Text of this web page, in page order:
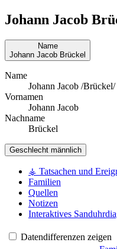
Johann Jacob
Name
Johann Jacob Brückel
Name
Johann Jacob /Brückel/
Vornamen
Johann Jacob
Nachname
Brückel
Geschlecht männlich
⚶ Tatsachen und
Familien
Quellen
Notizen
Interaktives
Datendifferenzen zeigen